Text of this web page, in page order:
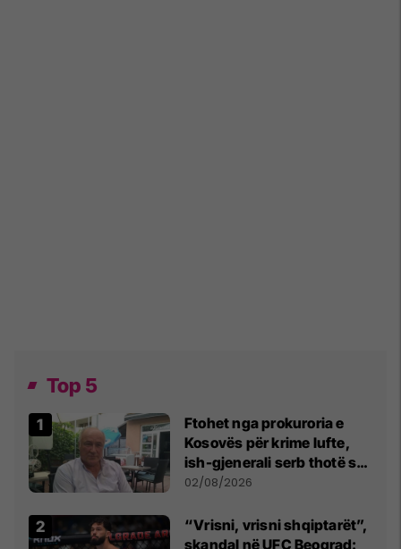
Top 5
Ftohet nga prokuroria e
Kosovës për krime lufte,
ish-gjenerali serb thotë se
dikush e tradhtoi në
02/08/2026
“Vrisni, vrisni shqiptarët”,
skandal në UFC Beograd: